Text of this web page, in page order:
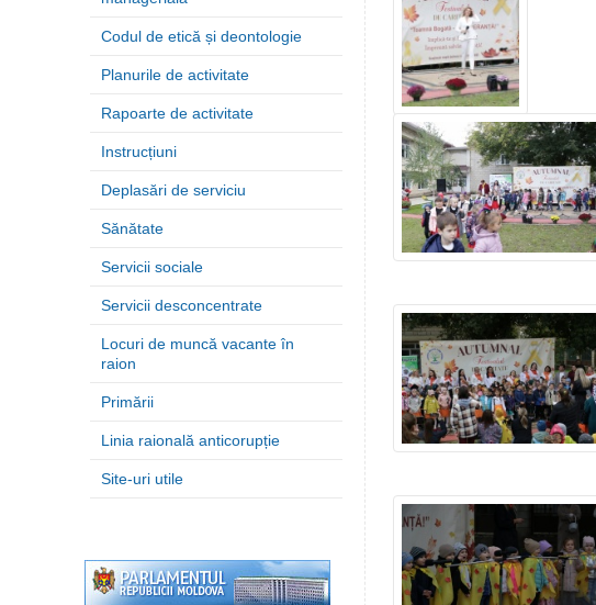
Codul de etică și deontologie
Planurile de activitate
Rapoarte de activitate
Instrucțiuni
Deplasări de serviciu
Sănătate
Servicii sociale
Servicii desconcentrate
Locuri de muncă vacante în
raion
Primării
Linia raională anticorupție
Site-uri utile